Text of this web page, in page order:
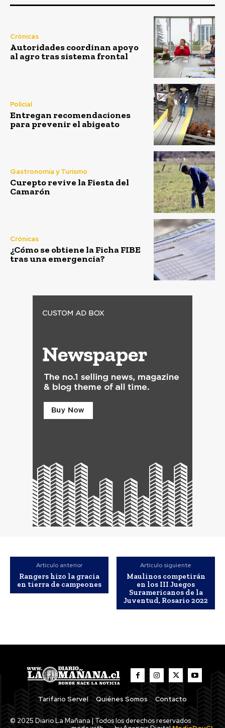
Crónicas
Autoridades coordinan apoyo
al agro tras sistema frontal
Policial
Entregan recomendaciones
para prevenir el abigeato
Gastronomía y Turismo
Curepto revive la Fiesta del
Camarón
Crónicas
¿Cómo se obtiene la Ficha FIBE
tras una emergencia?
Artículo anterior
Rangers hizo la gracia
en tierra de campeones
Artículo siguiente
Maulinos competirán
en los III Juegos
Suramericanos de la
Juventud, Rosario 2022
Tarifario Servel Quiénes Somos Contacto
© 2025 Diario La Mañana | Todos los derechos reservados